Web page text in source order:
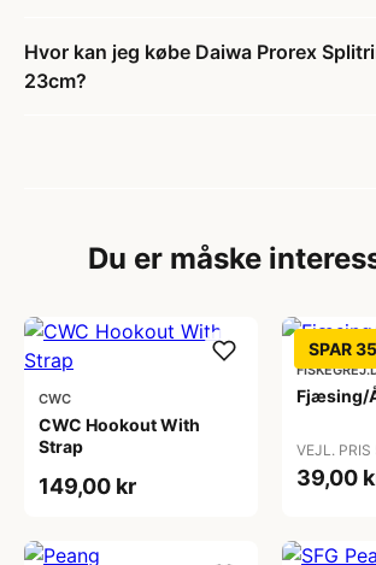
Hvor kan jeg købe Daiwa Prorex
23cm?
Du er måske
CWC
CWC Hookout With
Strap
149,00 kr
SPAR
Fjæsing/
VEJL. PRIS
39,00